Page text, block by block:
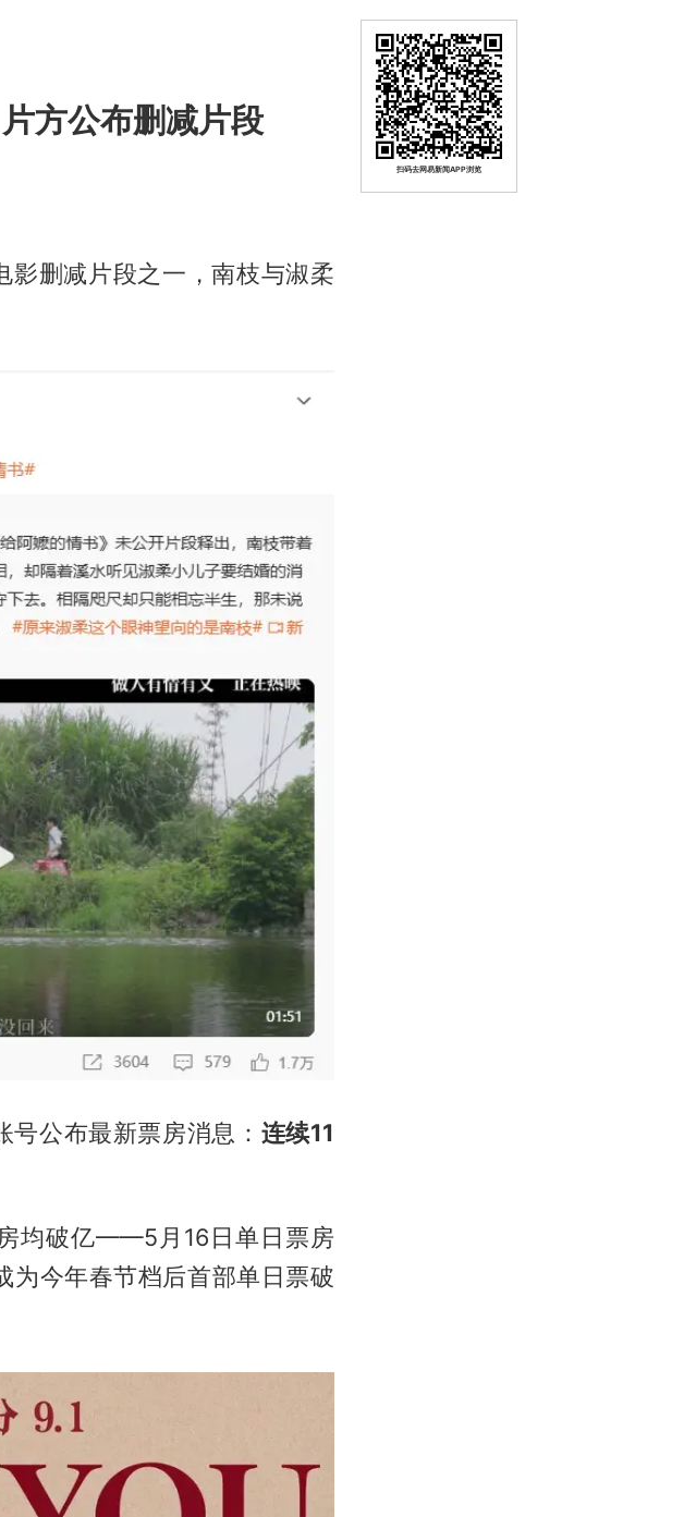
方公布删减片段
影删减片段之一，南枝与淑柔
公布最新票房消息： 连续11
均破亿——5月16日单日票房
为今年春节档后首部单日票破
扫码去网易新闻APP浏览